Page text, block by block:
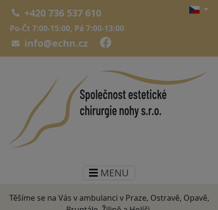
+420 736 537 610
Po-Čt 7:00-15:00, Pá 7:00-13:00
info@echn.cz
MENU
Těšíme se na Vás v ambulanci v Praze, Ostravě, Opavě,